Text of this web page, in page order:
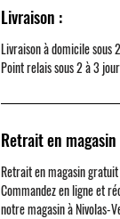
Livraison :
Livraison à domicile sous
Point relais sous 2 à 3
Retrait en magasin
Retrait en magasin
Commandez en ligne et
notre magasin àNivolas-